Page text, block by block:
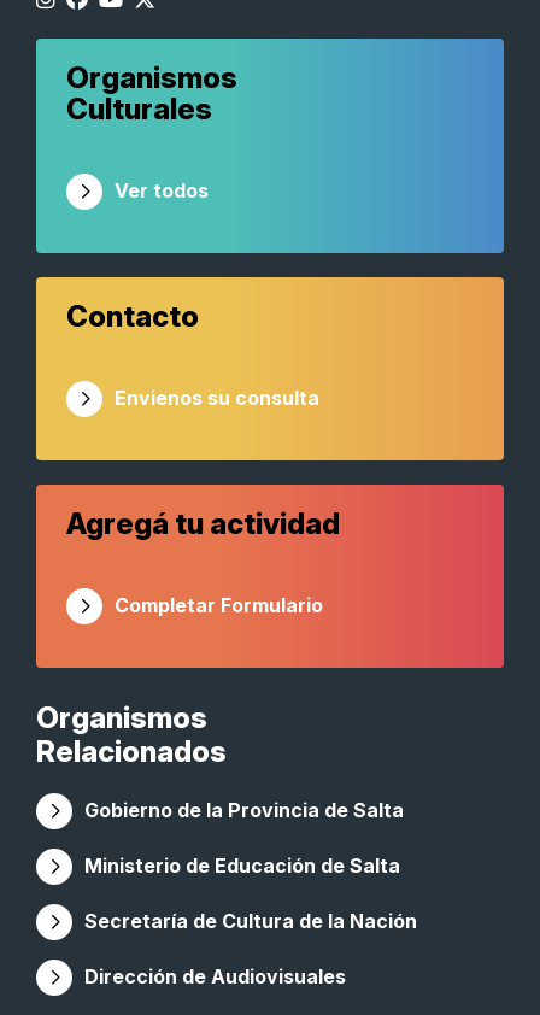
Organismos
Relacionados
Gobierno de la Provincia de Salta
Ministerio de Educación de Salta
Secretaría de Cultura de la Nación
Dirección de Audiovisuales
Organismos
Culturales
Ver todos
Contacto
Envienos su consulta
Agregá tu actividad
Completar Formulario